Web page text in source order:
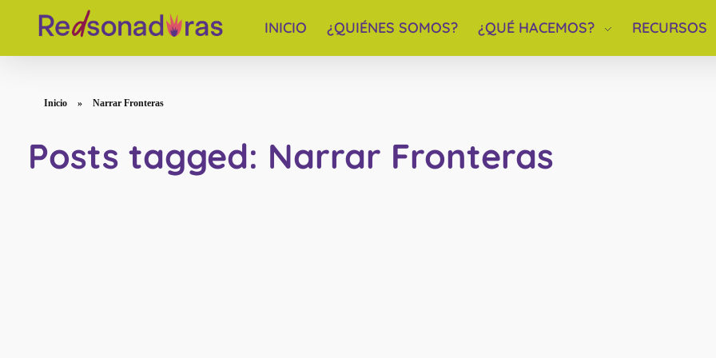
Red de periodistas venezolanas
INICIO ¿QUIÉNES SOMOS? ¿QUÉ HACEMOS? RECURSOS
Inicio » Narrar Fronteras
Posts tagged: Narrar Fronteras